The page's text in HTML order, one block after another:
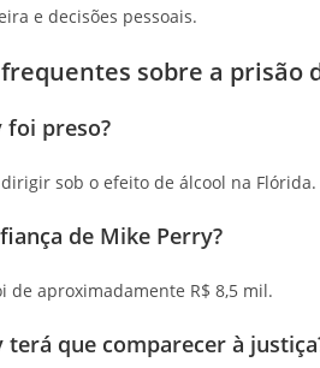
e decisões pessoais.
frequentes sobre a prisão
foi preso?
sob o efeito de álcool na Flórida.
de Mike Perry?
de aproximadamente R$ 8,5 mil.
que comparecer à